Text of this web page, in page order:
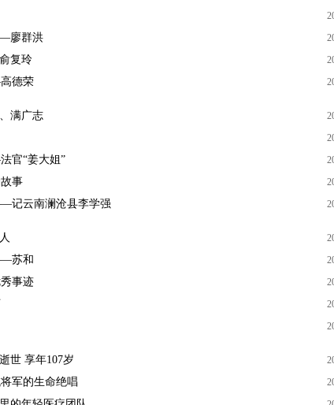
廖群洪
复玲
德荣
满广志
官“姜大姐”
事
记云南澜沧县李学强
苏和
事迹
世 享年107岁
军的生命绝唱